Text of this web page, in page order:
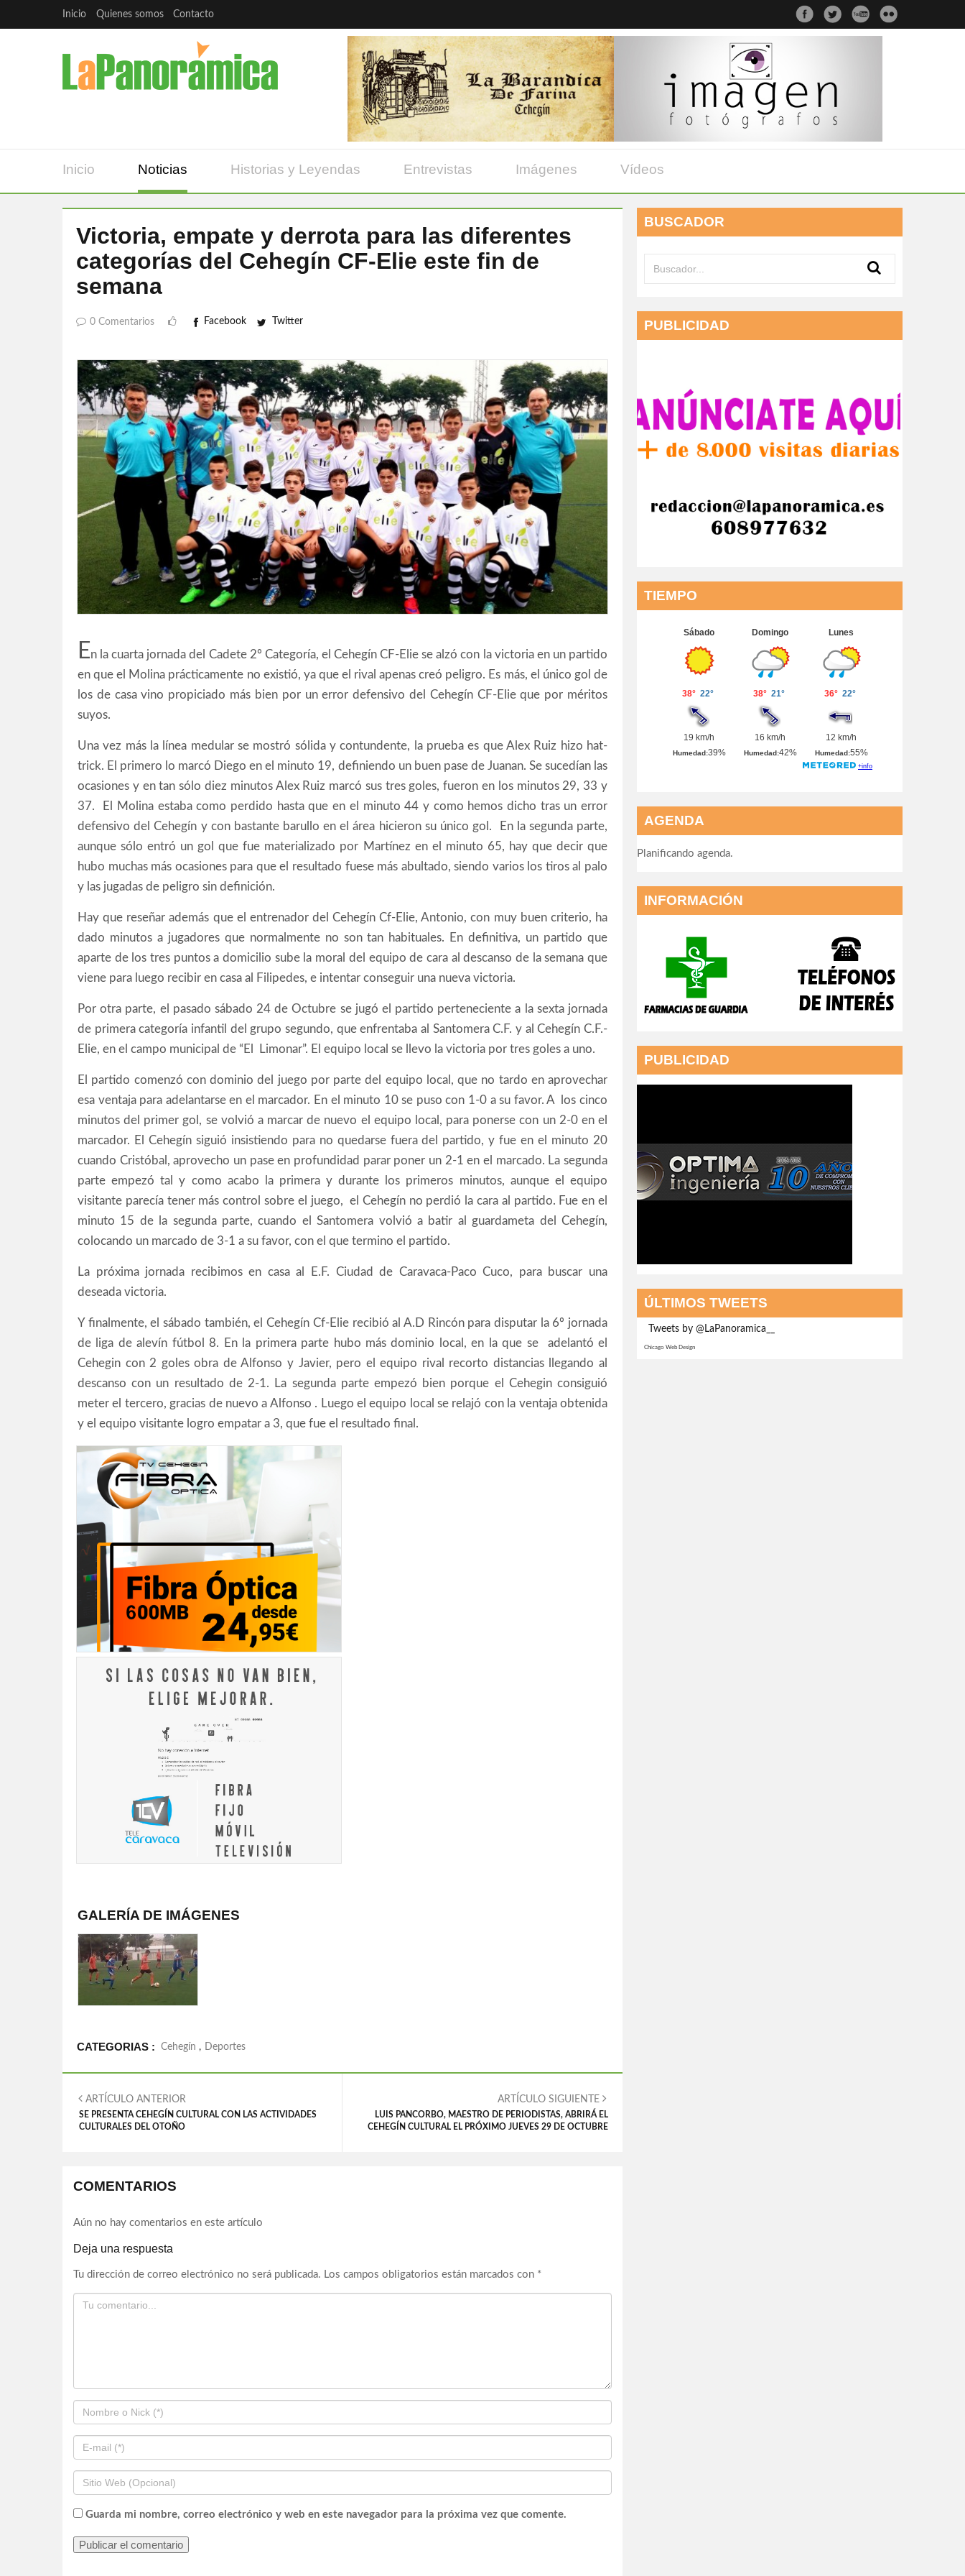
Inicio Quienes somos Contacto
Inicio Noticias Historias y Leyendas Entrevistas Imágenes Vídeos
Victoria, empate y derrota para las diferentes
categorías del Cehegín CF-Elie este fin de
semana
0 Comentarios Facebook Twitter
En la cuarta jornada del Cadete 2º Categoría, el Cehegín CF-Elie se alzó con la victoria en un partido
en que el Molina prácticamente no existió, ya que el rival apenas creó peligro. Es más, el único gol de
los de casa vino propiciado más bien por un error defensivo del Cehegín CF-Elie que por méritos
suyos.
Una vez más la línea medular se mostró sólida y contundente, la prueba es que Alex Ruiz hizo hat-
trick. El primero lo marcó Diego en el minuto 19, definiendo un buen pase de Juanan. Se sucedían las
ocasiones y en tan sólo diez minutos Alex Ruiz marcó sus tres goles, fueron en los minutos 29, 33 y
37. El Molina estaba como perdido hasta que en el minuto 44 y como hemos dicho tras un error
defensivo del Cehegín y con bastante barullo en el área hicieron su único gol. En la segunda parte,
aunque sólo entró un gol que fue materializado por Martínez en el minuto 65, hay que decir que
hubo muchas más ocasiones para que el resultado fuese más abultado, siendo varios los tiros al palo
y las jugadas de peligro sin definición.
Hay que reseñar además que el entrenador del Cehegín Cf-Elie, Antonio, con muy buen criterio, ha
dado minutos a jugadores que normalmente no son tan habituales. En definitiva, un partido que
aparte de los tres puntos a domicilio sube la moral del equipo de cara al descanso de la semana que
viene para luego recibir en casa al Filipedes, e intentar conseguir una nueva victoria.
Por otra parte, el pasado sábado 24 de Octubre se jugó el partido perteneciente a la sexta jornada
de primera categoría infantil del grupo segundo, que enfrentaba al Santomera C.F. y al Cehegín C.F.-
Elie, en el campo municipal de “El Limonar”. El equipo local se llevo la victoria por tres goles a uno.
El partido comenzó con dominio del juego por parte del equipo local, que no tardo en aprovechar
esa ventaja para adelantarse en el marcador. En el minuto 10 se puso con 1-0 a su favor. A los cinco
minutos del primer gol, se volvió a marcar de nuevo el equipo local, para ponerse con un 2-0 en el
marcador. El Cehegín siguió insistiendo para no quedarse fuera del partido, y fue en el minuto 20
cuando Cristóbal, aprovecho un pase en profundidad parar poner un 2-1 en el marcado. La segunda
parte empezó tal y como acabo la primera y durante los primeros minutos, aunque el equipo
visitante parecía tener más control sobre el juego, el Cehegín no perdió la cara al partido. Fue en el
minuto 15 de la segunda parte, cuando el Santomera volvió a batir al guardameta del Cehegín,
colocando un marcado de 3-1 a su favor, con el que termino el partido.
La próxima jornada recibimos en casa al E.F. Ciudad de Caravaca-Paco Cuco, para buscar una
deseada victoria.
Y finalmente, el sábado también, el Cehegín Cf-Elie recibió al A.D Rincón para disputar la 6º jornada
de liga de alevín fútbol 8. En la primera parte hubo más dominio local, en la que se adelantó el
Cehegin con 2 goles obra de Alfonso y Javier, pero el equipo rival recorto distancias llegando al
descanso con un resultado de 2-1. La segunda parte empezó bien porque el Cehegin consiguió
meter el tercero, gracias de nuevo a Alfonso . Luego el equipo local se relajó con la ventaja obtenida
y el equipo visitante logro empatar a 3, que fue el resultado final.
GALERÍA DE IMÁGENES
CATEGORIAS : Cehegín , Deportes
ARTÍCULO ANTERIOR
SE PRESENTA CEHEGÍN CULTURAL CON LAS ACTIVIDADES
CULTURALES DEL OTOÑO
ARTÍCULO SIGUIENTE
LUIS PANCORBO, MAESTRO DE PERIODISTAS, ABRIRÁ EL
CEHEGÍN CULTURAL EL PRÓXIMO JUEVES 29 DE OCTUBRE
COMENTARIOS
Aún no hay comentarios en este artículo
Deja una respuesta
Tu dirección de correo electrónico no será publicada. Los campos obligatorios están marcados con *
Guarda mi nombre, correo electrónico y web en este navegador para la próxima vez que comente.
BUSCADOR
PUBLICIDAD
TIEMPO
AGENDA
Planificando agenda.
INFORMACIÓN
PUBLICIDAD
ÚLTIMOS TWEETS
Tweets by @LaPanoramica__
Chicago Web Design